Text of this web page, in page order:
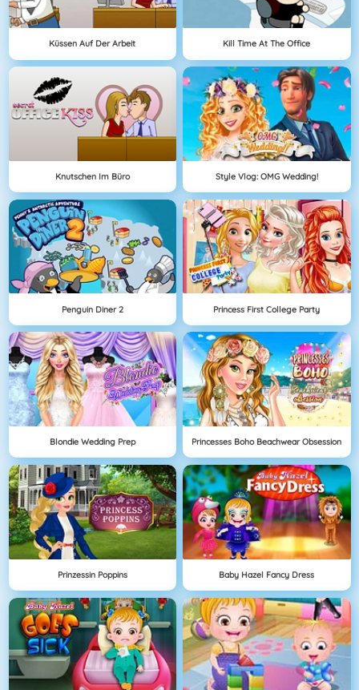
Küssen Auf Der Arbeit Kill Time At The Office
Knutschen Im Büro Style Vlog: OMG Wedding!
Penguin Diner 2 Princess First College Party
Blondie Wedding Prep Princesses Boho Beachwear Obsession
Prinzessin Poppins Baby Hazel Fancy Dress